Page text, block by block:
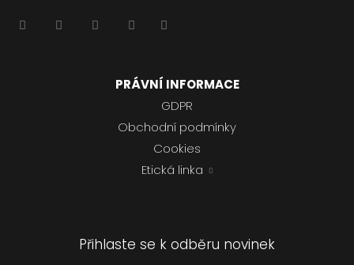
PRÁVNÍ INFORMACE
GDPR
Obchodní podmínky
Cookies
Etická linka
Přihlaste se k odběru novinek